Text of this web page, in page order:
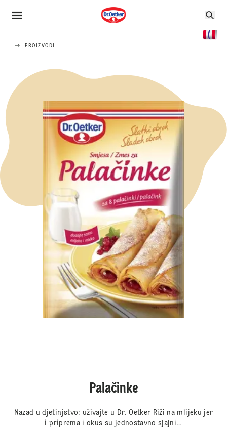
PROIZVODI
Palačinke
Nazad u djetinjstvo: uživajte u Dr. Oetker Riži na mlijeku jer
i priprema i okus su jednostavno sjajni…